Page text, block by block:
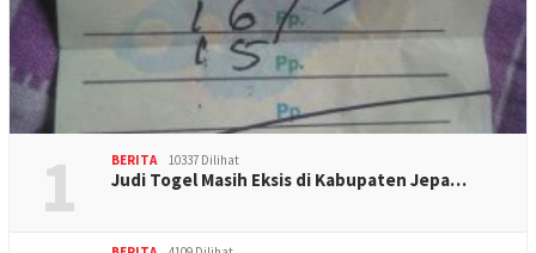
1 BERITA 10337 Dilihat
Judi Togel Masih Eksis di Kabupaten Jepa…